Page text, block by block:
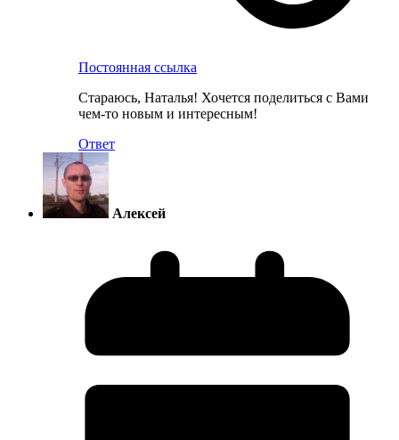
Постоянная ссылка
Стараюсь, Наталья! Хочется поделиться с Вами
чем-то новым и интересным!
Ответ
Алексей